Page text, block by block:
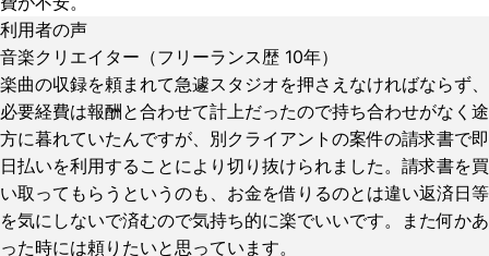
利用者の声
音楽クリエイター（フリーランス歴 10年）
楽曲の収録を頼まれて急遽スタジオを押さえなければならず、
必要経費は報酬と合わせて計上だったので持ち合わせがなく途
方に暮れていたんですが、別クライアントの案件の請求書で即
日払いを利用することにより切り抜けられました。請求書を買
い取ってもらうというのも、お金を借りるのとは違い返済日等
を気にしないで済むので気持ち的に楽でいいです。また何かあ
った時には頼りたいと思っています。